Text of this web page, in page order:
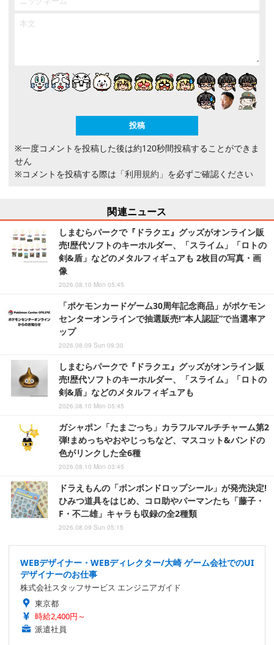
※一度コメントを投稿した後は約120秒間投稿することができま
せん
※コメントを投稿する際は 「利用規約」 を必ずご確認ください
関連ニュース
しまむらパークで『ドラクエ』グッズがオンライン販
売!歴代ソフトのキーホルダー、「スライム」「ロトの
剣&盾」などのメタルフィギュアも 2枚目の写真・画
像
2026.08.10 Mon 05:45
「ポケモンカードゲーム30周年記念商品」がポケモン
センターオンラインで抽選販売!“本人認証”で当選率ア
ップ
2026.08.09 Sun 09:30
しまむらパークで『ドラクエ』グッズがオンライン販
売!歴代ソフトのキーホルダー、「スライム」「ロトの
剣&盾」などのメタルフィギュアも
2026.08.10 Mon 05:45
ガシャポン「たまごっち」カラフルマルチチャーム第2
弾!まめっちやおやじっちなど、マスコット&バンドの
色がリンクした全6種
2026.08.10 Mon 03:45
ドラえもんの「ボンボンドロップシール」が発売決定!
ひみつ道具をはじめ、コロ助やパーマンたち「藤子・
F・不二雄」キャラも収録の全2種類
2026.08.09 Sun 05:15
WEBデザイナー・WEBディレクター/大崎 ゲーム会社でのUI
デザイナーのお仕事
株式会社スタッフサービス エンジニアガイド
東京都
時給2,400円～
派遣社員